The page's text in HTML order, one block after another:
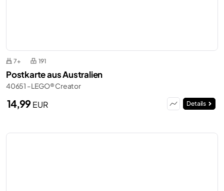
7+ 191
Postkarte aus Australien
40651 - LEGO® Creator
14,99EUR Details